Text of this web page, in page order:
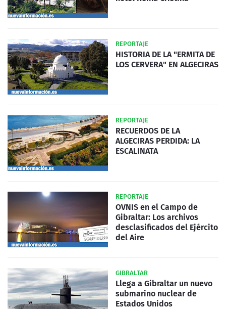
REPORTAJE
HISTORIA DE LA "ERMITA DE
LOS CERVERA" EN ALGECIRAS
REPORTAJE
RECUERDOS DE LA
ALGECIRAS PERDIDA: LA
ESCALINATA
REPORTAJE
OVNIS en el Campo de
Gibraltar: Los archivos
desclasificados del Ejército
del Aire
GIBRALTAR
Llega a Gibraltar un nuevo
submarino nuclear de
Estados Unidos